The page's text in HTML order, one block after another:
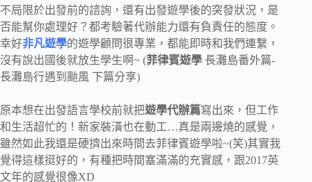
不局限於出發前的諮詢，還有出發遊學後的突發狀況，是
否能幫你處理好？都考驗著代辦能力還有負責任的態度。
幸好非凡遊學的遊學顧問很專業，都能即時和我們連繫，
沒有說出國後就放生學生啊~ (菲律賓遊學 長灘島番外篇-
長灘島行遇到颱風 下篇分享)
原本想在出發語言學校前就把遊學代辦篇寫出來，但工作
和生活超忙的！新家裝潢也在動工…真是兩邊燒的感覺，
雖然如此我還是硬擠出來時間去菲律賓遊學啦~(笑)其實我
覺得這樣挺好的，有種把時間塞滿滿的充實感，跟2017英
文年的感覺很像XD